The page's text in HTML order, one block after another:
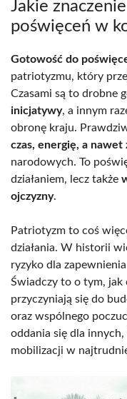
Jakie
poświęceń w
Gotowość do
patriotyzmu, który
Czasami są to drobne
inicjatywy, a innym
obronę kraju.
czas, energię, a nawet
narodowych. To
działaniem, lecz także
ojczyzny.
Patriotyzm to coś
działania. W historii
ryzyko dla zapewnienia
Świadczy to o tym, jak
przyczyniają się do
oraz wspólnego
oddania się dla
mobilizacji w